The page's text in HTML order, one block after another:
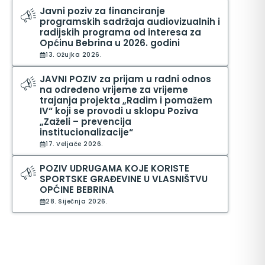
Javni poziv za financiranje
programskih sadržaja audiovizualnih i
radijskih programa od interesa za
Općinu Bebrina u 2026. godini
13. Ožujka 2026.
JAVNI POZIV za prijam u radni odnos
na određeno vrijeme za vrijeme
trajanja projekta „Radim i pomažem
IV“ koji se provodi u sklopu Poziva
„Zaželi – prevencija
institucionalizacije“
17. Veljače 2026.
POZIV UDRUGAMA KOJE KORISTE
SPORTSKE GRAĐEVINE U VLASNIŠTVU
OPĆINE BEBRINA
28. Siječnja 2026.